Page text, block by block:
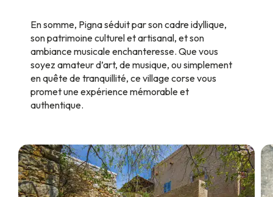
En somme, Pigna séduit par son cadre idyllique,
son patrimoine culturel et artisanal, et son
ambiance musicale enchanteresse. Que vous
soyez amateur d’art, de musique, ou simplement
en quête de tranquillité, ce village corse vous
promet une expérience mémorable et
authentique.